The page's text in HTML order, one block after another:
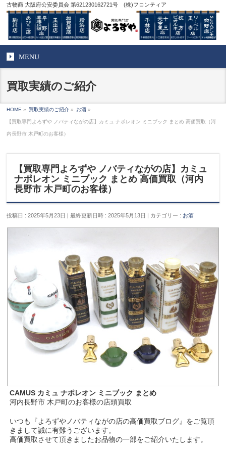
古物商 大阪府公安委員会 第621230162721号 (株)フロンティア
MENU
買取実績のご紹介
HOME » 買取実績のご紹介 » お酒 »
【買取専門よろずや ノバティながの店】カミュ ナポレオン ミニブック まとめ 高価買取（河
内長野市 木戸町のお客様）
【買取専門よろずや ノバティながの店】カミュ
ナポレオン ミニブック まとめ 高価買取（河内
長野市 木戸町のお客様）
投稿日 : 2025年5月23日 最終更新日時 : 2025年5月13日 カテゴリー : お酒
CAMUS カミュ ナポレオン ミニブック まとめ
河内長野市 木戸町のお客様の店頭買取
いつも『よろずやノバティながの店の高価買取ブログ』をご覧頂
きまして誠に有難うございます。
高価買取させて頂きましたお品物の一部をご紹介いたします。